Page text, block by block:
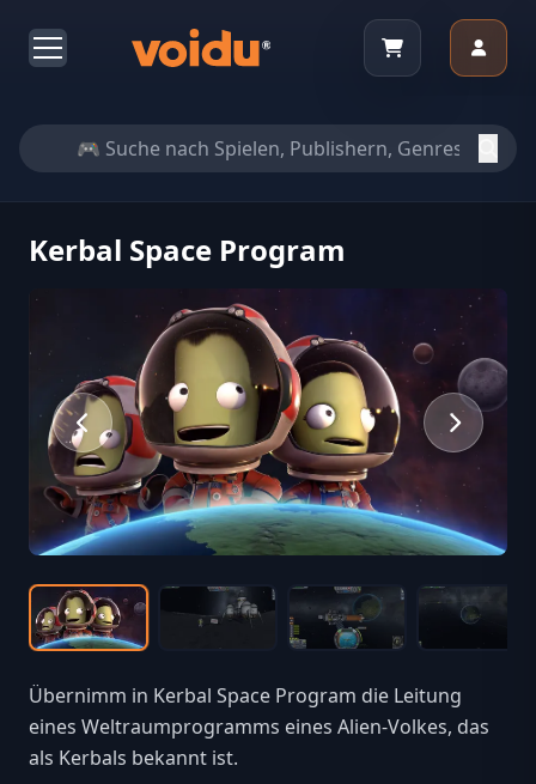
Kerbal Space Program
Übernimm in Kerbal Space Program die Leitung
eines Weltraumprogramms eines Alien-Volkes, das
als Kerbals bekannt ist.